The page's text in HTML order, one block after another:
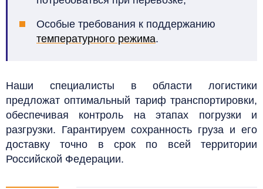
Особые требования к поддержанию
температурного режима.
Наши специалисты в области логистики
предложат оптимальный тариф транспортировки,
обеспечивая контроль на этапах погрузки и
разгрузки. Гарантируем сохранность груза и его
доставку точно в срок по всей территории
Российской Федерации.